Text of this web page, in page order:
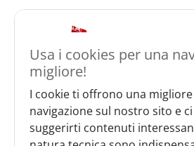
Usa i cookies per una
migliore!
I cookie ti offrono una
navigazione sul nostro sito e
suggerirti contenuti